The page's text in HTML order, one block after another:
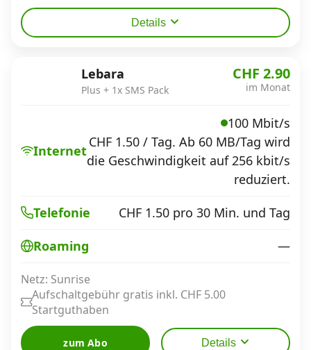
Details
Lebara
Plus + 1x SMS Pack
CHF 2.90
im Monat
Internet
100 Mbit/s
CHF 1.50 / Tag. Ab 60 MB/Tag wird
die Geschwindigkeit auf 256 kbit/s
reduziert.
Telefonie CHF 1.50 pro 30 Min. und Tag
Roaming —
Netz: Sunrise
Aufschaltgebühr gratis inkl. CHF 5.00
Startguthaben
zum Abo Details